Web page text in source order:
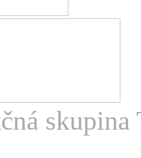
skupina